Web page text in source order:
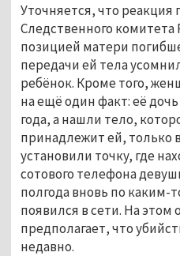
Уточняется, что реакция
Следственного комитета
позицией матери
передачи ей тела
ребёнок. Кроме того,
на ещё один факт: её
года, а нашли тело,
принадлежит ей, только
установили точку, где
сотового телефона
полгода вновь по каким-
появился в сети. На
предполагает, что
недавно.